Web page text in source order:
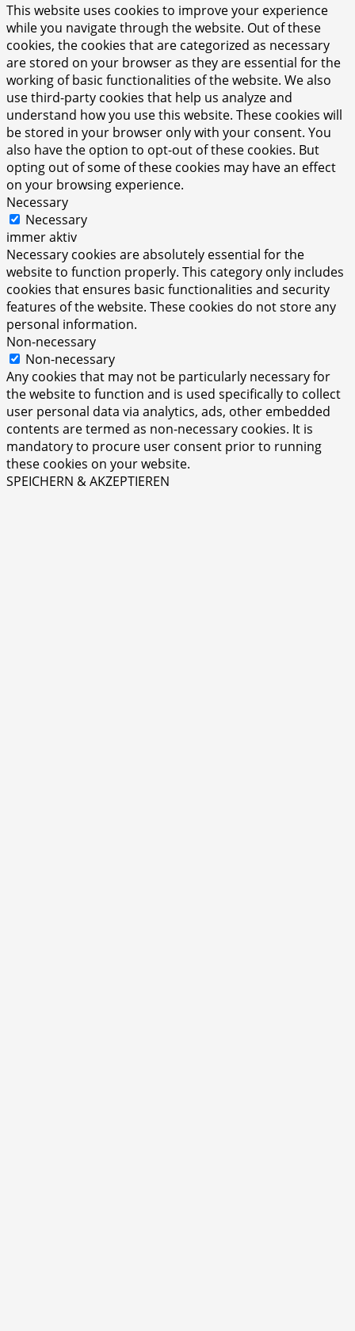
This website uses cookies to improve your experience
while you navigate through the website. Out of these
cookies, the cookies that are categorized as necessary
are stored on your browser as they are essential for the
working of basic functionalities of the website. We also
use third-party cookies that help us analyze and
understand how you use this website. These cookies will
be stored in your browser only with your consent. You
also have the option to opt-out of these cookies. But
opting out of some of these cookies may have an effect
on your browsing experience.
Necessary
Necessary
immer aktiv
Necessary cookies are absolutely essential for the
website to function properly. This category only includes
cookies that ensures basic functionalities and security
features of the website. These cookies do not store any
personal information.
Non-necessary
Non-necessary
Any cookies that may not be particularly necessary for
the website to function and is used specifically to collect
user personal data via analytics, ads, other embedded
contents are termed as non-necessary cookies. It is
mandatory to procure user consent prior to running
these cookies on your website.
SPEICHERN & AKZEPTIEREN